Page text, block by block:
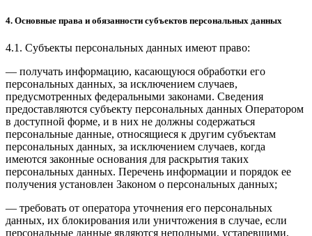
4. Основные права и обязанности субъектов персональных данных
4.1. Субъекты персональных данных имеют право:
— получать информацию, касающуюся обработки его
персональных данных, за исключением случаев,
предусмотренных федеральными законами. Сведения
предоставляются субъекту персональных данных Оператором
в доступной форме, и в них не должны содержаться
персональные данные, относящиеся к другим субъектам
персональных данных, за исключением случаев, когда
имеются законные основания для раскрытия таких
персональных данных. Перечень информации и порядок ее
получения установлен Законом о персональных данных;
— требовать от оператора уточнения его персональных
данных, их блокирования или уничтожения в случае, если
персональные данные являются неполными, устаревшими,